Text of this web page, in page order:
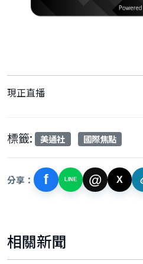
現正直播
標籤: 美通社 國際焦點
分享： f LINE @ X
相關新聞